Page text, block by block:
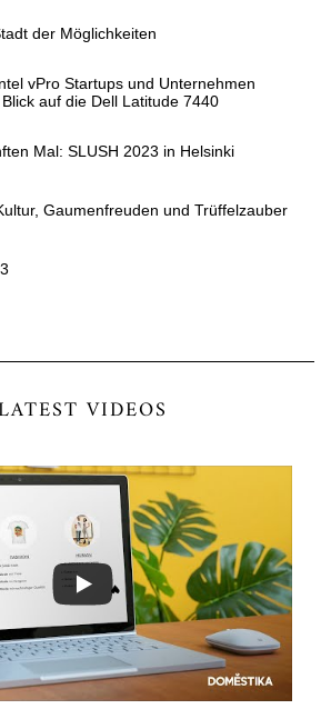
der Möglichkeiten
vPro Startups und Unternehmen
auf die Dell Latitude 7440
Mal: SLUSH 2023 in Helsinki
Gaumenfreuden und Trüffelzauber
VIDEOS